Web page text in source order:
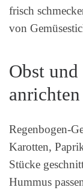
frisch
von
Obst
anrichten
Regenbogen-
Karotten,
Stücke
Hummus